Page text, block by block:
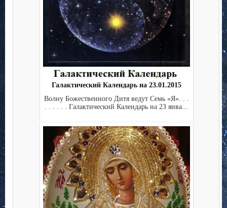
Галактический Календарь на 23.01.2015
Волну Божественного Дитя ведут Семь «Я». . .
. . . . . . Галактический Календарь на 23 янва...